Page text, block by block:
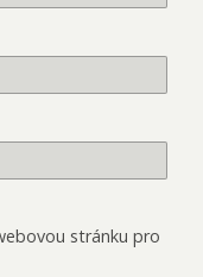
stránku pro